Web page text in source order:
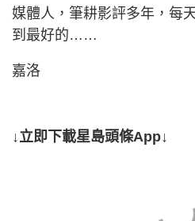
媒體人，筆耕影評多年，每
到最好的……
嘉洛
↓立即下載星島頭條App↓